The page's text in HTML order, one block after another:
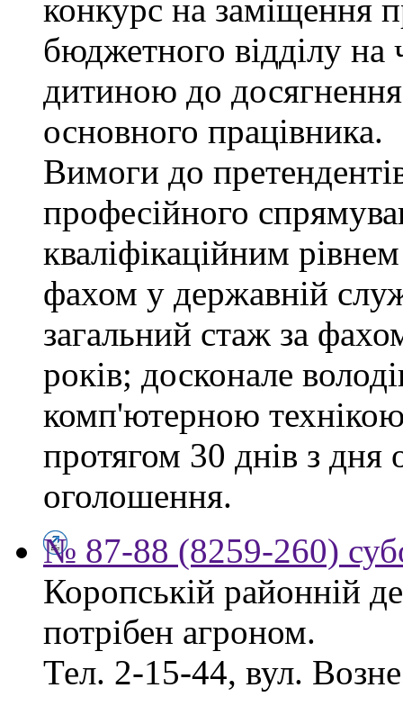
конкурс на заміщення
бюджетного відділу на
дитиною до
основного працівника.
Вимоги до
професійного
кваліфікаційним
фахом у державній
загальний стаж за
років; досконале
комп'ютерною
протягом 30 днів з дня
оголошення.
№ 87-88 (8259-260)
Коропській районній
потрібен агроном.
Тел. 2-15-44, вул.